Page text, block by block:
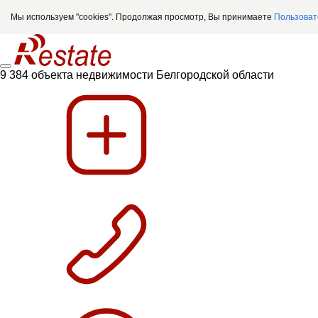
Мы используем "cookies". Продолжая просмотр, Вы принимаете
9 384 объекта недвижимости Белгородской области